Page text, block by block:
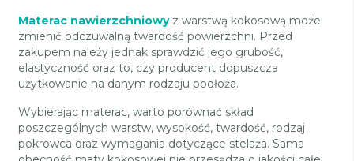
Materac nawierzchniowyz warstwą kokosową może
zmienić odczuwalną twardość powierzchni. Przed
zakupem należy jednak sprawdzić jego grubość,
elastyczność oraz to, czy producent dopuszcza
użytkowanie na danym rodzaju podłoża.
Wybierając materac, warto porównać skład
poszczególnych warstw, wysokość, twardość, rodzaj
pokrowca oraz wymagania dotyczące stelaża. Sama